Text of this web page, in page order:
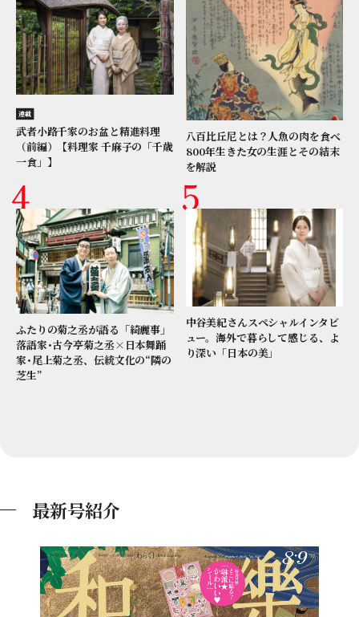
連載
武者小路千家のお盆と精進料理
（前編）【料理家 千麻子の「千歳
一食」】
八百比丘尼とは？人魚の肉を食べ
800年生きた女の生涯とその結末
を解説
ふたりの菊之丞が語る「綺麗事」
落語家･古今亭菊之丞×日本舞踊
家･尾上菊之丞、伝統文化の“隣の
芝生”
中谷美紀さんスペシャルインタビ
ュー。海外で暮らして感じる、よ
り深い「日本の美」
最新号紹介